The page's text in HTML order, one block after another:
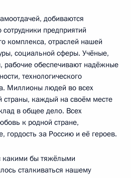
добиваются
предприятий
комплекса, отраслей нашей
социальной сферы. Учёные,
рабочие обеспечивают надёжные
технологического
Миллионы людей во всех
страны, каждый на своём месте
в общее дело. Всех
к родной стране,
гордость за Россию и её героев.
бы тяжёлыми
сталкиваться нашему